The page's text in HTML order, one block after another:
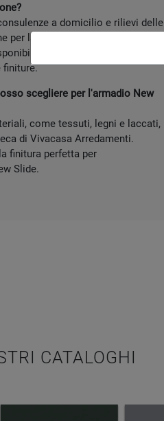
a domicilio e rilievi delle
per la progettazione del tuo
una materioteca per
finiture.
scegliere per l'armadio New
come tessuti, legni e laccati,
di Vivacasa Arredamenti.
finitura perfetta per
Slide.
CATALOGHI